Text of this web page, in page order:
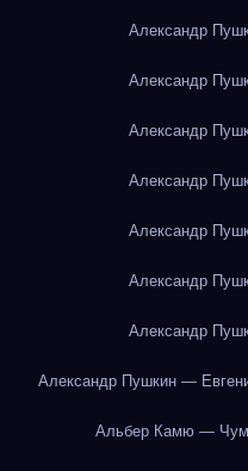
Александр
Александр
Александр
Александр
Александр
Александр
Александр
Александр Пушкин —
Альбер Камю —